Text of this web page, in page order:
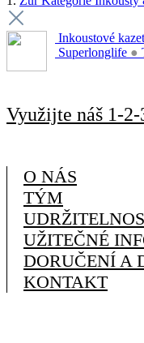
Inkoustové
Superlonglife ●
Využijte náš 1-
O NÁS
TÝM
UŽITEČNÉ
DORUČENÍ A
KONTAKT